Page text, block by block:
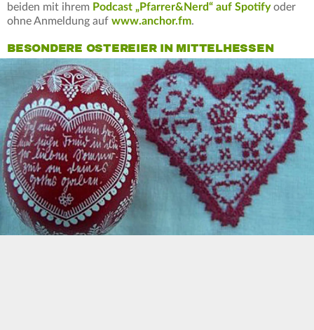
beiden mit ihrem Podcast „Pfarrer&Nerd“ auf Spotifyoder
ohne Anmeldung auf www.anchor.fm.
BESONDERE OSTEREIER IN MITTELHESSEN